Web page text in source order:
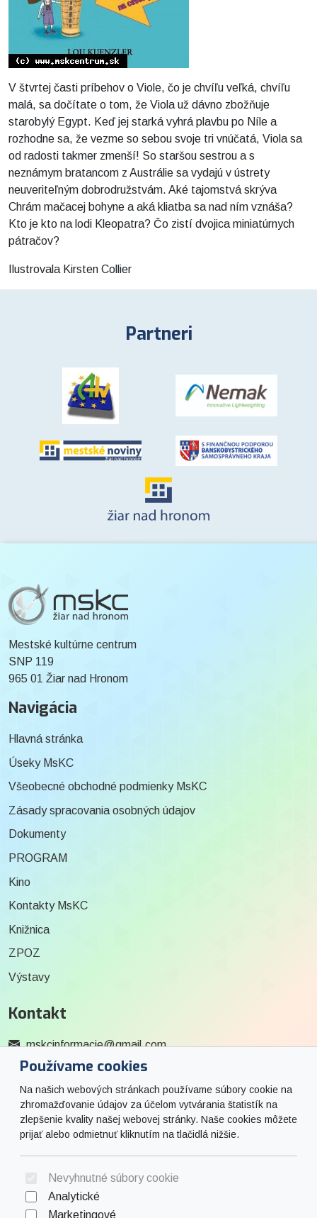
V štvrtej časti príbehov o Viole, čo je chvíľu veľká, chvíľu
malá, sa dočítate o tom, že Viola už dávno zbožňuje
starobylý Egypt. Keď jej starká vyhrá plavbu po Níle a
rozhodne sa, že vezme so sebou svoje tri vnúčatá, Viola sa
od radosti takmer zmenší! So staršou sestrou a s
neznámym bratancom z Austrálie sa vydajú v ústrety
neuveriteľným dobrodružstvám. Aké tajomstvá skrýva
Chrám mačacej bohyne a aká kliatba sa nad ním vznáša?
Kto je kto na lodi Kleopatra? Čo zistí dvojica miniatúrnych
pátračov?
Ilustrovala Kirsten Collier
Partneri
Používame cookies
Na našich webových stránkach používame súbory cookie na
zhromažďovanie údajov za účelom vytvárania štatistík na
zlepšenie kvality našej webovej stránky. Naše cookies môžete
prijať alebo odmietnuť kliknutím na tlačidlá nižšie.
Nevyhnutné súbory cookie
Analytické
Marketingové
Mestské kultúrne centrum
SNP 119
965 01 Žiar nad Hronom
Navigácia
Hlavná stránka
Úseky MsKC
Všeobecné obchodné podmienky MsKC
Zásady spracovania osobných údajov
Dokumenty
PROGRAM
Kino
Kontakty MsKC
Knižnica
ZPOZ
Výstavy
Kontakt
mskcinformacie@gmail.com
0915 727 244
Social
Facebook